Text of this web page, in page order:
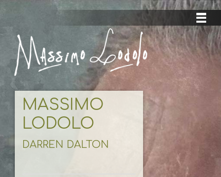
MASSIMO
LODOLO
DARREN DALTON